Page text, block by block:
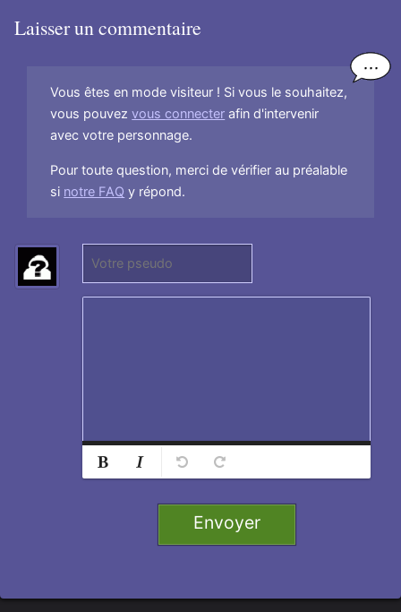
Laisser un commentaire
Vous êtes en mode visiteur ! Si vous le souhaitez,
vous pouvezvous connecter afin d'intervenir
avec votre personnage.
Pour toute question, merci de vérifier au préalable
si notre FAQ y répond.
c
Normal
Titre 1
Titre 2
Ajouter
Retirer
Envoyer